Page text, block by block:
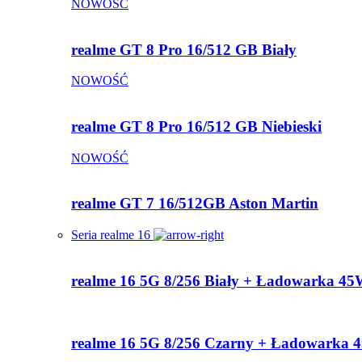
NOWOŚĆ
realme GT 8 Pro 16/512 GB Biały
NOWOŚĆ
realme GT 8 Pro 16/512 GB Niebieski
NOWOŚĆ
realme GT 7 16/512GB Aston Martin
Seria realme 16
realme 16 5G 8/256 Biały + Ładowarka
realme 16 5G 8/256 Czarny + Ładowarka